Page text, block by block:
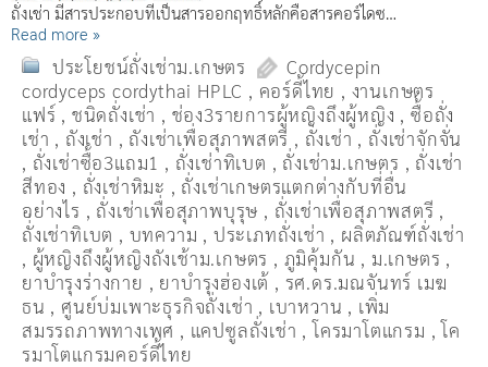
ถั่งเช่า มีสารประกอบที่เป็นสารออกฤทธิ์หลักคือสารคอร์ไดซ…
Read more »
ประโยชน์ถั่งเช่าม.เกษตร
Cordycepin
cordyceps cordythai HPLC , คอร์ดี้ไทย , งานเกษตร
แฟร์ , ชนิดถั่งเช่า , ช่อง3รายการผู้หญิงถึงผู้หญิง ,ซื้อถั่ง
เช่า , ถังเช่า , ถังเช่าเพื่อสุภาพสตรี , ถั่งเช่า , ถั่งเช่าจักจั่น
, ถั่งเช่าซื้อ3แถม1 , ถั่งเช่าทิเบต , ถั่งเช่าม.เกษตร , ถั่งเช่า
สีทอง , ถั่งเช่าหิมะ , ถั่งเช่าเกษตรแตกต่างกับที่อื่น
อย่างไร , ถั่งเช่าเพื่อสุภาพบุรุษ , ถั่งเช่าเพื่อสุภาพสตรี ,
ถั่่งเช่าทิเบต , บทความ , ประเภทถั่งเช่า , ผลิตภัณฑ์ถั่งเช่า
, ผู้หญิงถึงผู้หญิงถังเช้าม.เกษตร , ภูมิคุ้มกัน , ม.เกษตร ,
ยาบำรุงร่างกาย , ยาบำรุงฮ่องเต้ , รศ.ดร.มณจันทร์ เมฆ
ธน , ศูนย์บ่มเพาะธุรกิจถั่งเช่า , เบาหวาน , เพิ่ม
สมรรถภาพทางเพศ , แคปซูลถั่งเช่า ,โครมาโตแกรม ,โค
รมาโตแกรมคอร์ดี้ไทย